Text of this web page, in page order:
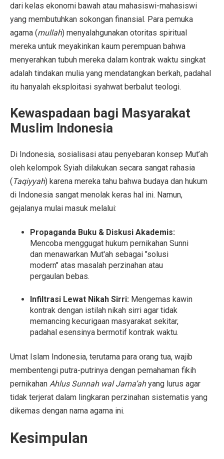
dari kelas ekonomi bawah atau mahasiswi-mahasiswi
yang membutuhkan sokongan finansial. Para pemuka
agama (mullah) menyalahgunakan otoritas spiritual
mereka untuk meyakinkan kaum perempuan bahwa
menyerahkan tubuh mereka dalam kontrak waktu singkat
adalah tindakan mulia yang mendatangkan berkah, padahal
itu hanyalah eksploitasi syahwat berbalut teologi.
Kewaspadaan bagi Masyarakat
Muslim Indonesia
Di Indonesia, sosialisasi atau penyebaran konsep Mut’ah
oleh kelompok Syiah dilakukan secara sangat rahasia
(Taqiyyah) karena mereka tahu bahwa budaya dan hukum
di Indonesia sangat menolak keras hal ini. Namun,
gejalanya mulai masuk melalui:
Propaganda Buku & Diskusi Akademis:
Mencoba menggugat hukum pernikahan Sunni
dan menawarkan Mut'ah sebagai "solusi
modern" atas masalah perzinahan atau
pergaulan bebas.
Infiltrasi Lewat Nikah Sirri: Mengemas kawin
kontrak dengan istilah nikah sirri agar tidak
memancing kecurigaan masyarakat sekitar,
padahal esensinya bermotif kontrak waktu.
Umat Islam Indonesia, terutama para orang tua, wajib
membentengi putra-putrinya dengan pemahaman fikih
pernikahan Ahlus Sunnah wal Jama’ahyang lurus agar
tidak terjerat dalam lingkaran perzinahan sistematis yang
dikemas dengan nama agama ini.
Kesimpulan